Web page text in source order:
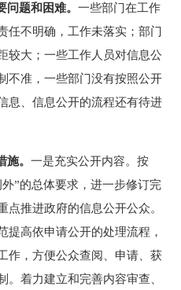
问题和困难。 一些部门在工作
任不明确，工作未落实；部门
较大；一些工作人员对信息公
不准，一些部门没有按照公开
息、信息公开的流程还有待进
。 一是充实公开内容。按
”的总体要求，进一步修订完
推进政府的信息公开公众。
提高依申请公开的处理流程，
作，方便公众查阅、申请、获
着力建立和完善内容审查、